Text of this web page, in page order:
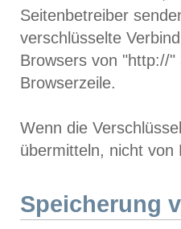
Seitenbetreiber
verschlüsselte
Browsers von "http://
Browserzeile.
Wenn die
übermitteln, nicht von
Speicherung